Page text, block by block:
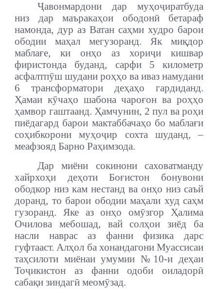
Ҷавонмардони дар муҳоҷиратбуда
низ дар маъракаҳои ободонӣ бетараф
намонда, дур аз Ватан саҳми худро барои
ободии маҳал мегузоранд. Як миқдор
маблағе, ки онҳо аз хориҷи кишвар
фиристонда буданд, сарфи 5 километр
асфалтпӯш шудани роҳҳо ва иваз намудани
6 трансформатори деҳаҳо гардиданд.
Ҳамаи кӯчаҳо шабона чароғон ва роҳҳо
ҳамвор гаштаанд. Ҳамчунин, 2 пул ва роҳи
пиёдагард барои мактаббачаҳо бо маблағи
соҳибкорони муҳоҷир сохта шуданд, –
меафзояд Барно Раҳимзода.
Дар миёни сокинони саховатманду
хайрхоҳи деҳоти Боғистон бонувони
ободкор низ кам нестанд ва онҳо низ саъй
доранд, то барои ободии маҳали худ саҳм
гузоранд. Яке аз онҳо омӯзгор Ҳалима
Очилова мебошад, вай солҳои зиёд ба
насли наврас аз фанни физика дарс
гуфтааст. Алҳол ба хонандагони Муассисаи
таҳсилоти миёнаи умумии №10-и деҳаи
Тоҷикистон аз фанни одоби оиладорӣ
сабақи зиндагӣ меомӯзад.